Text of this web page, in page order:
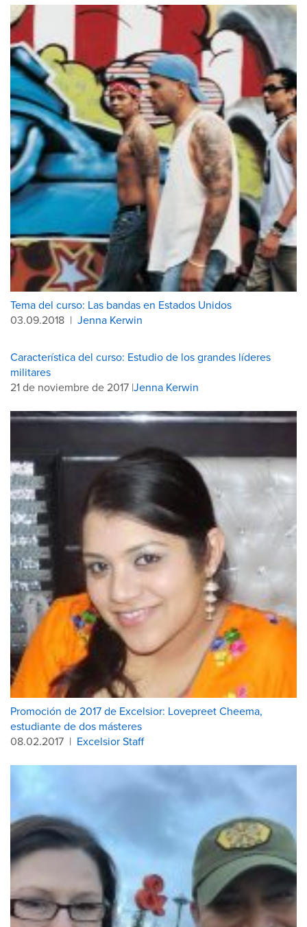
Tema del curso: Las bandas en Estados Unidos
03.09.2018 | Jenna Kerwin
Característica del curso: Estudio de los grandes líderes
militares
21 de noviembre de 2017 |Jenna Kerwin
Promoción de 2017 de Excelsior: Lovepreet Cheema,
estudiante de dos másteres
08.02.2017 | Excelsior Staff